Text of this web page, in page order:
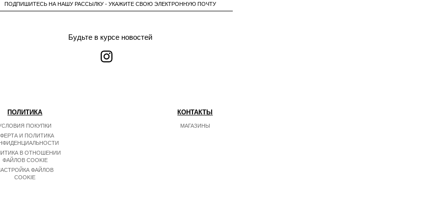
ПОДПИШИТЕСЬ НА НАШУ РАССЫЛКУ - УКАЖИТЕ СВОЮ ЭЛЕКТРОННУЮ ПОЧТУ
Будьте в курсе новостей
ПОЛИТИКА
ПОКУПКИ
И ПОЛИТИКА
В ОТНОШЕНИИ
ФАЙЛОВ COOKIE
ФАЙЛОВ
COOKIE
КОНТАКТЫ
МАГАЗИНЫ